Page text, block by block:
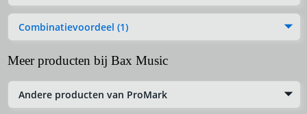
Combinatievoordeel (1)
Meer producten bij Bax Music
Andere producten van ProMark